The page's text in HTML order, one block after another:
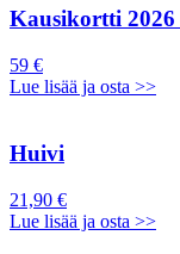
Kausikortti
59 €
Lue lisää ja osta >>
Huivi
21,90 €
Lue lisää ja osta >>